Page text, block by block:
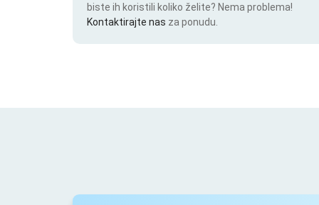
biste ih koristili koliko želite? Nema problema!
Kontaktirajte nas za ponudu.